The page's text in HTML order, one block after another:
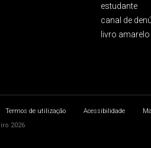
estudante
canal de
livro
Termos de utilização Acessibilidade
2026